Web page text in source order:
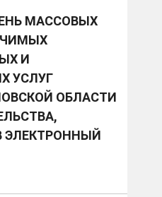
МАССОВЫХ
И
УСЛУГ
ОБЛАСТИ
ЭЛЕКТРОННЫЙ